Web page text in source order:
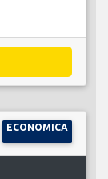
ECONOMICA